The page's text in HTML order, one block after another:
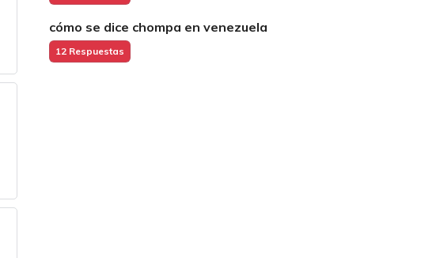
cómo se dice chompa en venezuela
12 Respuestas